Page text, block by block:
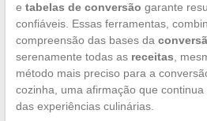
e tabelas de conversão garante
confiáveis. Essas ferramentas,
compreensão das bases da
serenamente todas as receitas,
método mais preciso para a
cozinha, uma afirmação que
das experiências culinárias.